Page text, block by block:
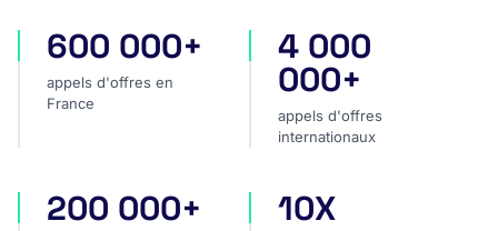
appels d'offres en France
600 000+
appels d'offres en
France
appels d'offres
4 000
000+
appels d'offres
internationaux
projets privés
200 000+ plus rapide pour analyser
10X